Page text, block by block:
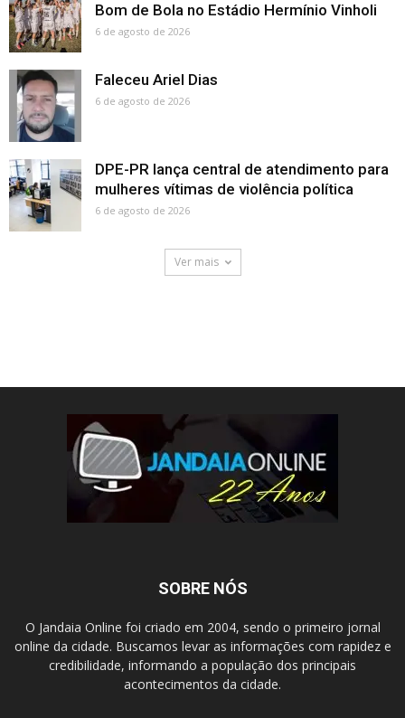
Bom de Bola no Estádio Hermínio Vinholi
6 de agosto de 2026
Faleceu Ariel Dias
6 de agosto de 2026
DPE-PR lança central de atendimento para
mulheres vítimas de violência política
6 de agosto de 2026
Ver mais
SOBRE NÓS
O Jandaia Online foi criado em 2004, sendo o primeiro jornal
online da cidade. Buscamos levar as informações com rapidez e
credibilidade, informando a população dos principais
acontecimentos da cidade.